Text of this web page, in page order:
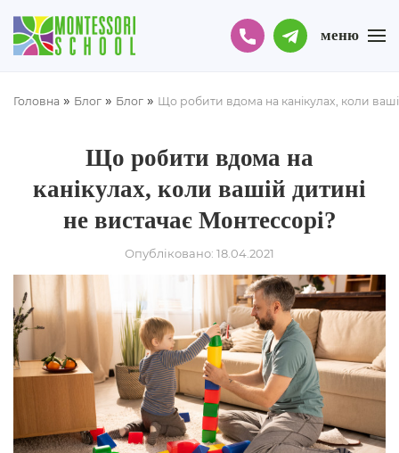
меню
Головна » Блог » Блог » Що робити вдома на канікулах, коли
Що робити вдома на
канікулах, коли вашій дитині
не вистачає Монтессорі?
Опубліковано: 18.04.2021